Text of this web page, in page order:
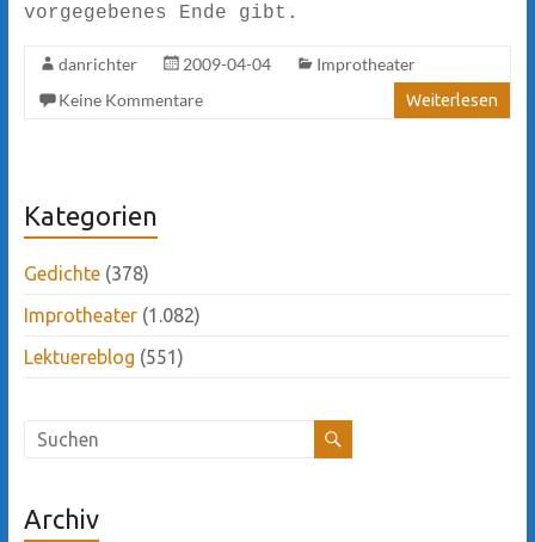
vorgegebenes Ende gibt.
danrichter 2009-04-04
Improtheater
Keine Kommentare
Weiterlesen
Kategorien
Gedichte(378)
Improtheater(1.082)
Lektuereblog (551)
Archiv